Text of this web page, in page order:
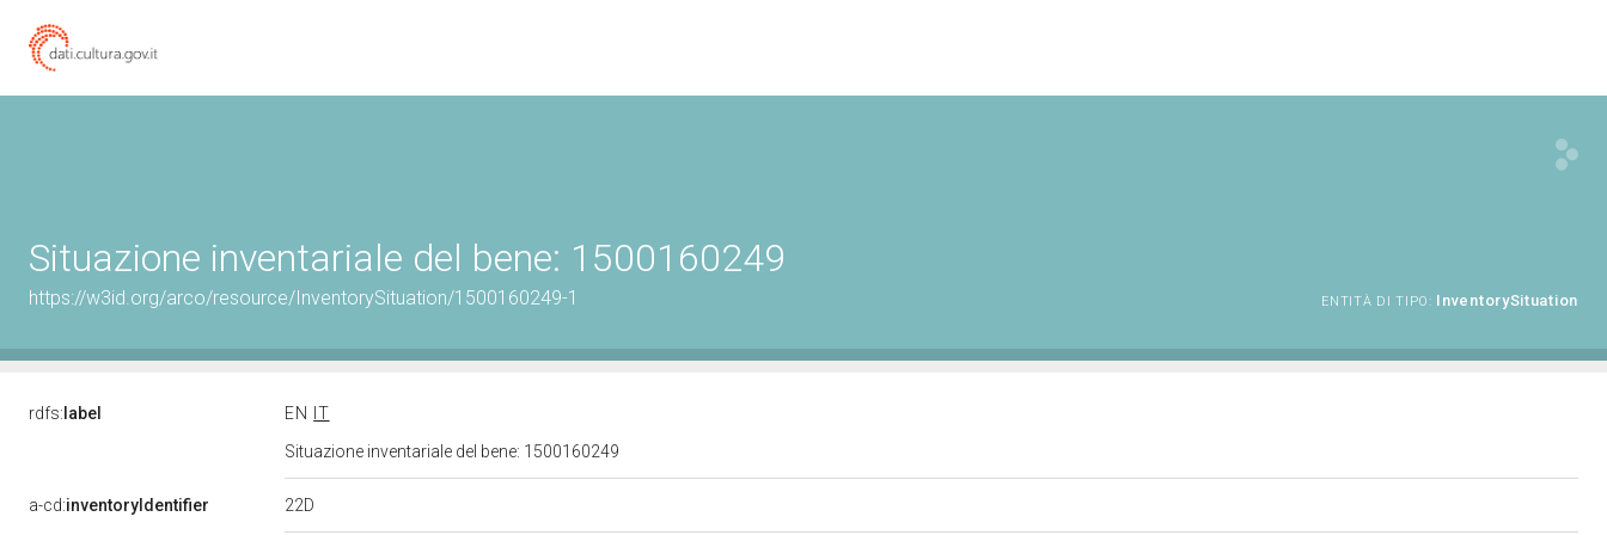
Situazione inventariale del bene: 1500160249
https://w3id.org/arco/resource/InventorySituation/1500160249-1 ENTITÀ DI TIPO: InventorySituation
rdfs: label EN
IT
Situazione inventariale del bene: 1500160249
a-cd:inventoryIdentifier 22D